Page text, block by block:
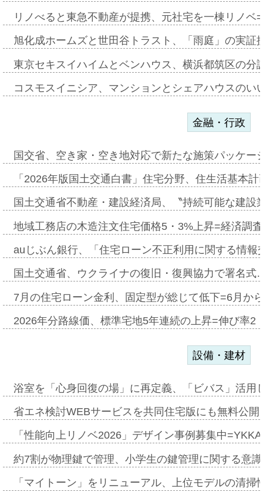
リノべると東急不動産が提携、元社宅を一棟リノ
旭化成ホームズと世田谷トラスト、「雨庭」の実
東京セキスイハイムとベンハウス、横浜都筑区の
コスモスイニシア、マンションとシェアハウスの
金融・行政
国交省、空き家・空き地対応で新たな施策パッケ
「2026年版国土交通白書」住宅分野、住生活基本
国土交通省不動産・建設経済局、〝持続可能な建
地域工務店の木造注文住宅価格5・3%上昇=経済調
auじぶん銀行、「住宅ローン不正利用に関する情
国土交通省、ウクライナの復旧・復興協力で署名
7月の住宅ローン金利、固定型が総じて低下=6月か
2026年分路線価、標準宅地5年連続の上昇=伸び率
設備・建材
浴室を「心身回復の場」に再定義、「ビバス」活
省エネ検討WEBサービスを共同住宅版にも無料公
「性能向上リノベ2026」デザイン事例募集中
約7割が物理鍵で管理、小学生の鍵管理に関する意
「マイトーン」をリニューアル、上位モデルの清